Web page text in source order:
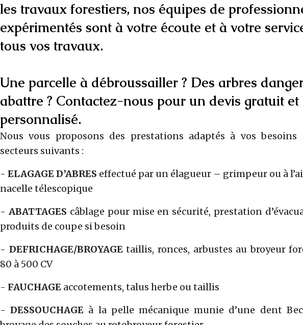
les travaux forestiers, nos équipes de
expérimentés sont à votre écoute et à votre
tous vos travaux.
Une parcelle à débroussailler ? Des arbres
abattre ? Contactez-nous pour un devis gratuit et
personnalisé.
Nous vous proposons des prestations adaptés à vos besoins
secteurs suivants :
- ELAGAGE D’ABRES effectué par un élagueur – grimpeur ou à
nacelle télescopique
- ABATTAGES câblage pour mise en sécurité, prestation
produits de coupe si besoin
- DEFRICHAGE/BROYAGEtaillis, ronces, arbustes au broyeur
80 à 500 CV
- FAUCHAGE accotements, talus herbe ou taillis
-DESSOUCHAGE à la pelle mécanique munie d’une dent